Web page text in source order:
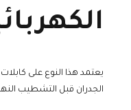
يعتمد هذا النوع على كابلات
الجدران قبل التشطيب